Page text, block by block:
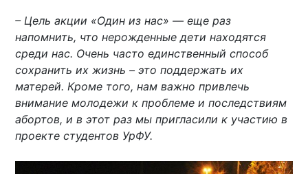
– Цель акции «Один из нас» — еще раз
напомнить, что нерожденные дети находятся
среди нас. Очень часто единственный способ
сохранить их жизнь – это поддержать их
матерей. Кроме того, нам важно привлечь
внимание молодежи к проблеме и последствиям
абортов, и в этот раз мы пригласили к участию в
проекте студентов УрФУ.